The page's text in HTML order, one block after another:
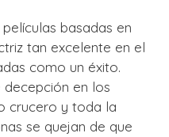
basadas en
tan excelente en el
como un éxito.
en los
crucero y toda la
se quejan de que